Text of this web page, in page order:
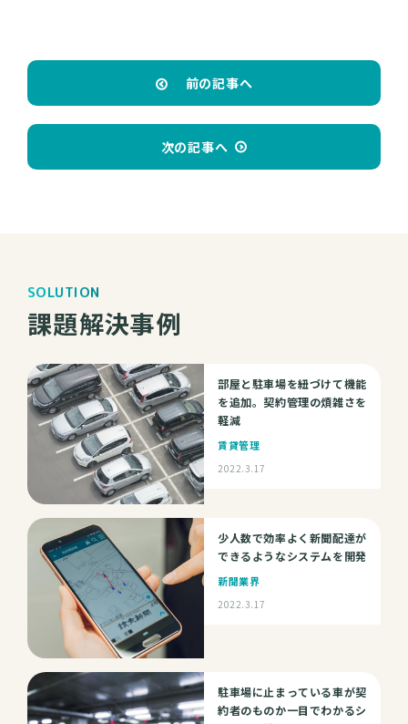
前の記事へ
次の記事へ
SOLUTION
課題解決事例
部屋と駐車場を紐づけて機能
を追加。契約管理の煩雑さを
軽減
賃貸管理
2022.3.17
少人数で効率よく新聞配達が
できるようなシステムを開発
新聞業界
2022.3.17
駐車場に止まっている車が契
約者のものか一目でわかるシ